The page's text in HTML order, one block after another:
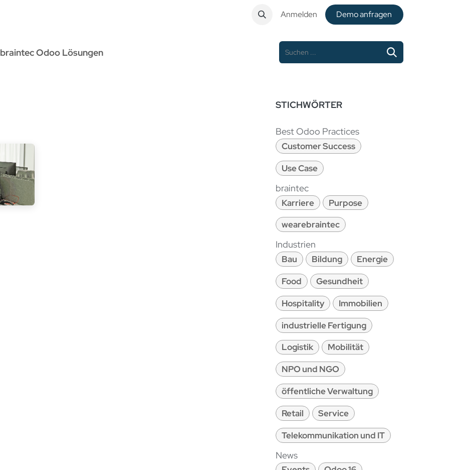
Anmelden De​​mo anfragen
braintec Odoo Lösungen
STICHWÖRTER
Best Odoo Practices
Customer Success
Use Case
braintec
Karriere
Purpose
wearebraintec
Industrien
Bau Bildung
Energie
Food
Gesundheit
Hospitality
Immobilien
industrielle Fertigung
Logistik
Mobilität
NPO und NGO
öffentliche Verwaltung
Retail
Service
Telekommunikation und IT
News